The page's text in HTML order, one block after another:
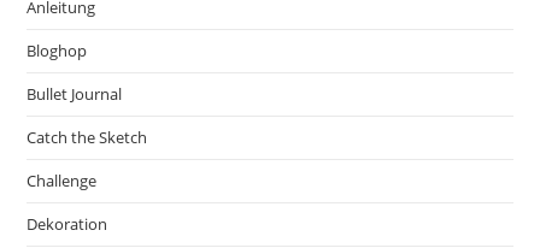
Anleitung
Bloghop
Bullet Journal
Catch the Sketch
Challenge
Dekoration